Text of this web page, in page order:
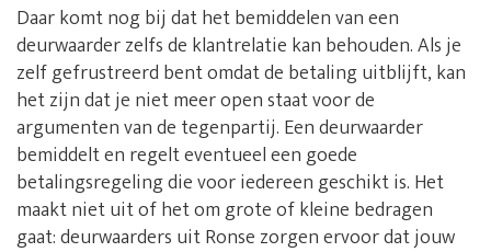
Daar komt nog bij dat het bemiddelen van een
deurwaarder zelfs de klantrelatie kan behouden. Als je
zelf gefrustreerd bent omdat de betaling uitblijft, kan
het zijn dat je niet meer open staat voor de
argumenten van de tegenpartij. Een deurwaarder
bemiddelt en regelt eventueel een goede
betalingsregeling die voor iedereen geschikt is. Het
maakt niet uit of het om grote of kleine bedragen
gaat: deurwaarders uit Ronse zorgen ervoor dat jouw